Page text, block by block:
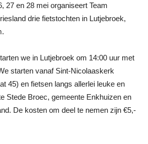
27 en 28 mei organiseert Team
drie fietstochten in Lutjebroek,
we in Lutjebroek om 14:00 uur met
starten vanaf Sint-Nicolaaskerk
45) en fietsen langs allerlei leuke en
Stede Broec, gemeente Enkhuizen en
De kosten om deel te nemen zijn €5,-